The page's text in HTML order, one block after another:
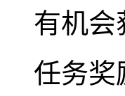
有机会
任务奖